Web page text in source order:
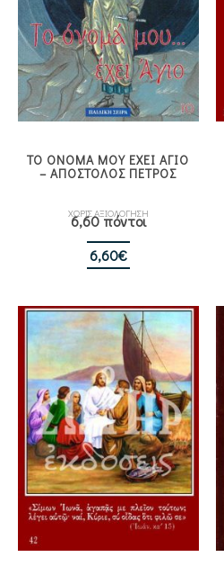
ΤΟ ΟΝΟΜΑ ΜΟΥ ΕΧΕΙ ΑΓΙΟ
– ΑΠΟΣΤΟΛΟΣ ΠΕΤΡΟΣ
ΧΩΡΙΣ ΑΞΙΟΛΟΓΗΣΗ
6,60 πόντοι
6,60€